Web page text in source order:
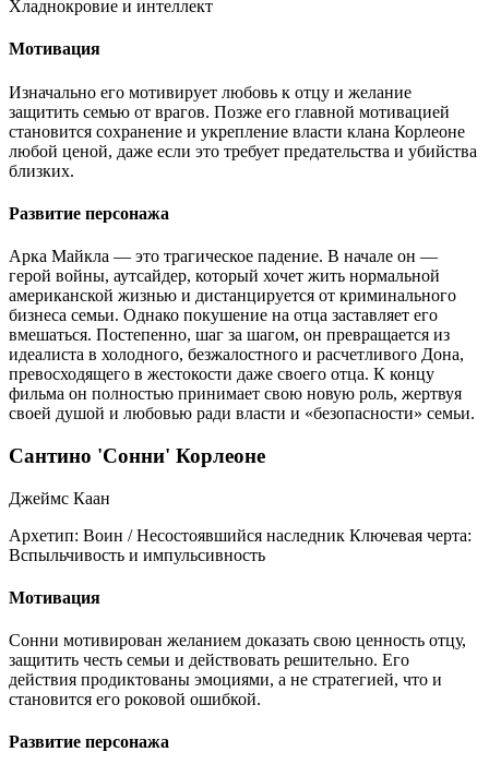
Хладнокровие и интеллект
Мотивация
Изначально его мотивирует любовь к отцу и желание
защитить семью от врагов. Позже его главной мотивацией
становится сохранение и укрепление власти клана Корлеоне
любой ценой, даже если это требует предательства и убийства
близких.
Развитие персонажа
Арка Майкла — это трагическое падение. В начале он —
герой войны, аутсайдер, который хочет жить нормальной
американской жизнью и дистанцируется от криминального
бизнеса семьи. Однако покушение на отца заставляет его
вмешаться. Постепенно, шаг за шагом, он превращается из
идеалиста в холодного, безжалостного и расчетливого Дона,
превосходящего в жестокости даже своего отца. К концу
фильма он полностью принимает свою новую роль, жертвуя
своей душой и любовью ради власти и «безопасности» семьи.
Сантино 'Сонни' Корлеоне
Джеймс Каан
Архетип: Воин / Несостоявшийся наследник Ключевая черта:
Вспыльчивость и импульсивность
Мотивация
Сонни мотивирован желанием доказать свою ценность отцу,
защитить честь семьи и действовать решительно. Его
действия продиктованы эмоциями, а не стратегией, что и
становится его роковой ошибкой.
Развитие персонажа